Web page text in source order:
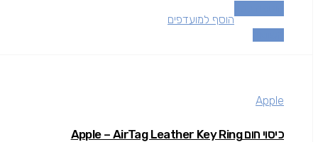
הוסף למועדפים
Apple
כיסוי חום Apple – AirTag Leather Key Ring